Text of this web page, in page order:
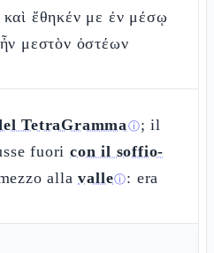
καὶ ἔθηκέν με ἐν μέσῳ
μεστὸν ὀστέων
TetraGrammaⓘ; il
fuoricon il soffio-
allavalleⓘ: era